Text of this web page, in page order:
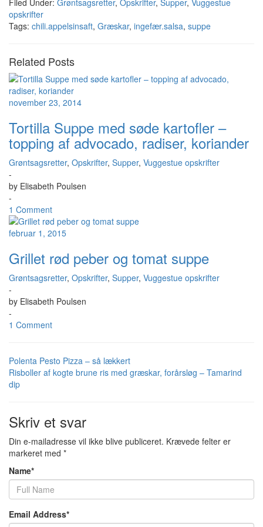
Filed Under: Grøntsagsretter, Opskrifter, Supper, Vuggestue
opskrifter
Tags: chili.appelsinsaft, Græskar, ingefær.salsa, suppe
Related Posts
november 23, 2014
Tortilla Suppe med søde kartofler –
topping af advocado, radiser, koriander
Grøntsagsretter, Opskrifter, Supper, Vuggestue opskrifter
-
by Elisabeth Poulsen
-
1 Comment
februar 1, 2015
Grillet rød peber og tomat suppe
Grøntsagsretter, Opskrifter, Supper, Vuggestue opskrifter
-
by Elisabeth Poulsen
-
1 Comment
Polenta Pesto Pizza – så lækkert
Risboller af kogte brune ris med græskar, forårsløg – Tamarind
dip
Skriv et svar
Din e-mailadresse vil ikke blive publiceret. Krævede felter er
markeret med *
Name*
Email Address*